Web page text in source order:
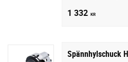
1 332 KR
Spännhylschuck